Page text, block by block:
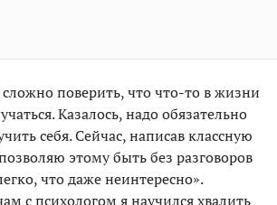
поверить, что что-то в жизни
Казалось, надо обязательно
себя. Сейчас, написав классную
этому быть без разговоров
что даже неинтересно».
с психологом я научился хвалить